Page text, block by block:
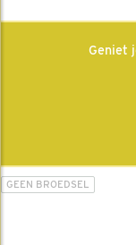
Geniet
GEEN BROEDSEL